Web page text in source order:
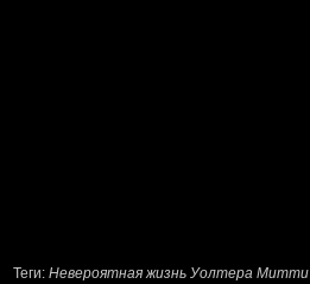
Теги: Невероятная жизнь Уолтера Митти,